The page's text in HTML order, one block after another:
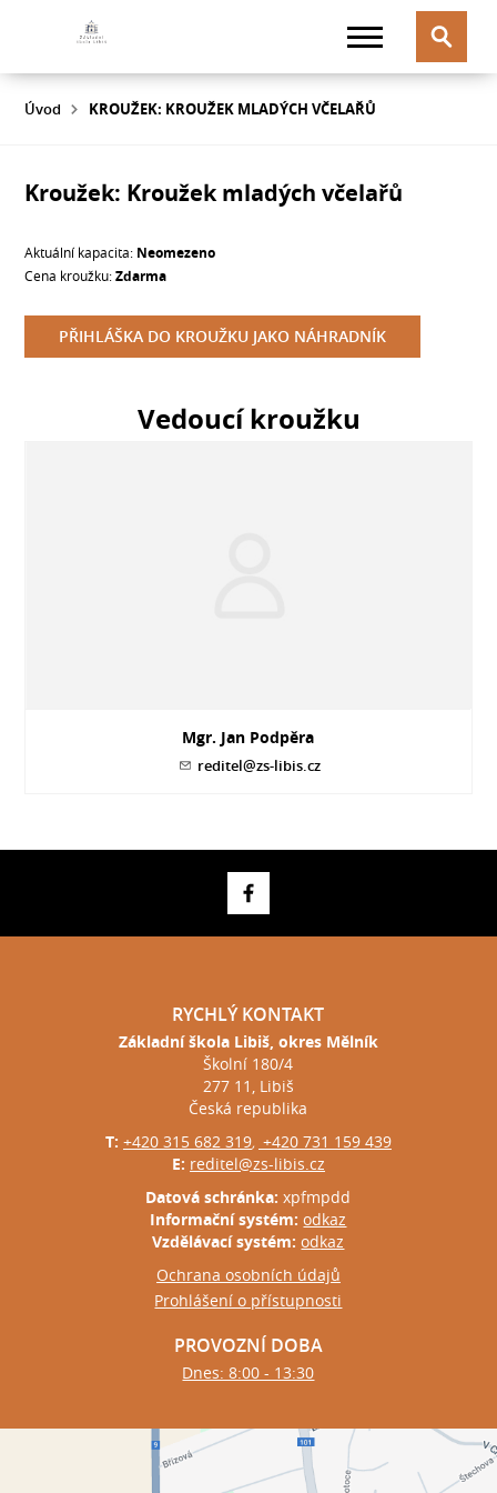
Úvod KROUŽEK: KROUŽEK MLADÝCH VČELAŘŮ
Kroužek: Kroužek mladých včelařů
Aktuální kapacita: Neomezeno
Cena kroužku:Zdarma
PŘIHLÁŠKA DO KROUŽKU JAKO NÁHRADNÍK
Vedoucí kroužku
Mgr. Jan Podpěra
reditel@zs-libis.cz
RYCHLÝ KONTAKT
Základní škola Libiš, okres Mělník
Školní 180/4
277 11, Libiš
Česká republika
T: +420 315 682 319, +420 731 159 439
E: reditel@zs-libis.cz
Datová schránka:xpfmpdd
Informační systém:odkaz
Vzdělávací systém:odkaz
Ochrana osobních údajů
Prohlášení o přístupnosti
PROVOZNÍ DOBA
Dnes: 8:00 - 13:30